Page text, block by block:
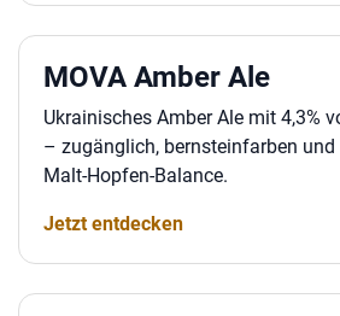
MOVA Amber Ale
Ukrainisches Amber Ale mit 4,3%
– zugänglich, bernsteinfarben
Malt-Hopfen-Balance.
Jetzt entdecken